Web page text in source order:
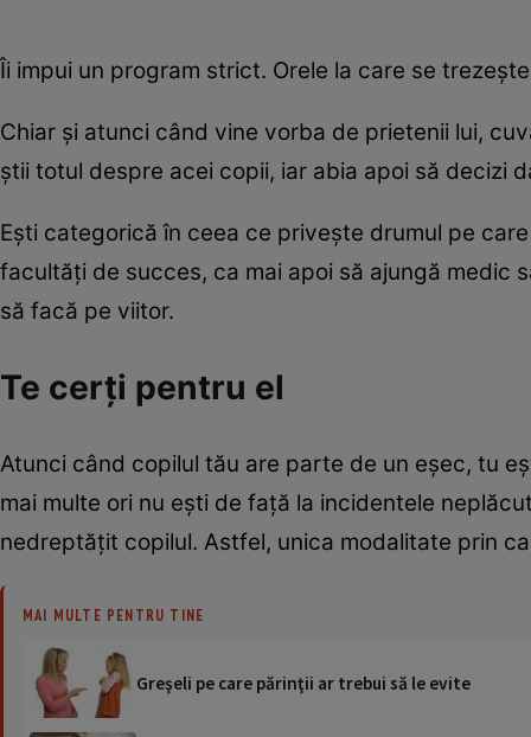
Îi impui un program strict. Orele la care se
Chiar şi atunci când vine vorba de prietenii lui,
ştii totul despre acei copii, iar abia apoi să decizi
Eşti categorică în ceea ce priveşte drumul pe
facultăţi de succes, ca mai apoi să ajungă medic
să facă pe viitor.
Te cerţi pentru el
Atunci când copilul tău are parte de un eşec, tu
mai multe ori nu eşti de faţă la incidentele
nedreptăţit copilul. Astfel, unica modalitate prin
MAI MULTE PENTRU TINE
Greşeli pe care părinţii ar trebui să le evite